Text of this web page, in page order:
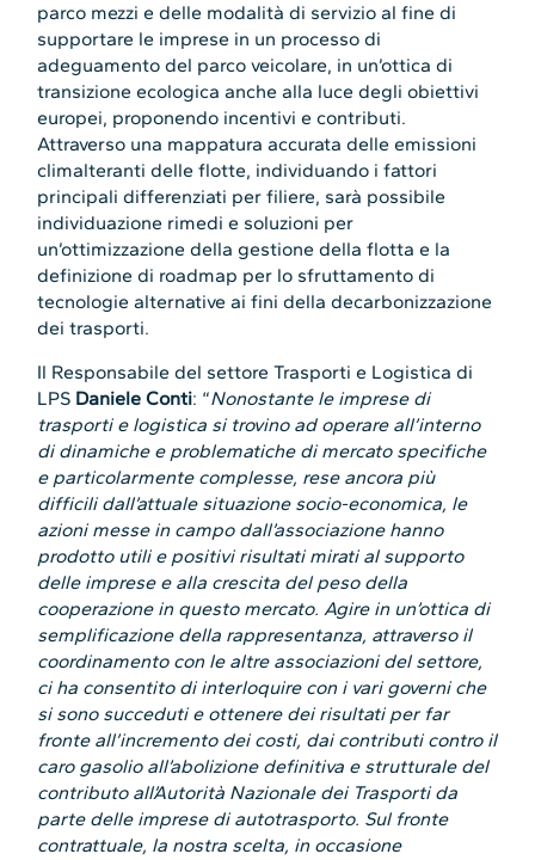
parco mezzi e delle modalità di servizio al fine di
supportare le imprese in un processo di
adeguamento del parco veicolare, in un’ottica di
transizione ecologica anche alla luce degli obiettivi
europei, proponendo incentivi e contributi.
Attraverso una mappatura accurata delle emissioni
climalteranti delle flotte, individuando i fattori
principali differenziati per filiere, sarà possibile
individuazione rimedi e soluzioni per
un’ottimizzazione della gestione della flotta e la
definizione di roadmap per lo sfruttamento di
tecnologie alternative ai fini della decarbonizzazione
dei trasporti.
Il Responsabile del settore Trasporti e Logistica di
LPS Daniele Conti: “Nonostante le imprese di
trasporti e logistica si trovino ad operare all’interno
di dinamiche e problematiche di mercato specifiche
e particolarmente complesse, rese ancora più
difficili dall’attuale situazione socio-economica, le
azioni messe in campo dall’associazione hanno
prodotto utili e positivi risultati mirati al supporto
delle imprese e alla crescita del peso della
cooperazione in questo mercato. Agire in un’ottica di
semplificazione della rappresentanza, attraverso il
coordinamento con le altre associazioni del settore,
ci ha consentito di interloquire con i vari governi che
si sono succeduti e ottenere dei risultati per far
fronte all’incremento dei costi, dai contributi contro il
caro gasolio all’abolizione definitiva e strutturale del
contributo all’Autorità Nazionale dei Trasporti da
parte delle imprese di autotrasporto. Sul fronte
contrattuale, la nostra scelta, in occasione